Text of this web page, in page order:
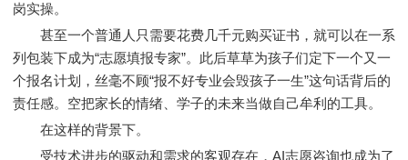
岗实操。
甚至一个普通人只需要花费几千元购买证书，就可以在一系
列包装下成为“志愿填报专家”。此后草草为孩子们定下一个又一
个报名计划，丝毫不顾“报不好专业会毁孩子一生”这句话背后的
责任感。空把家长的情绪、学子的未来当做自己牟利的工具。
在这样的背景下。
受技术进步的驱动和需求的客观存在，AI志愿咨询也成为了